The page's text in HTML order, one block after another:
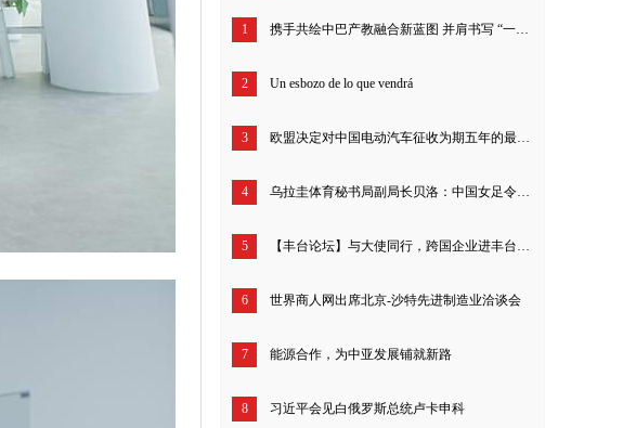
1 携手共绘中巴产教融合新蓝图 并肩书写 “一带一路” 合作新篇章
2 Un esbozo de lo que vendrá
3 欧盟决定对中国电动汽车征收为期五年的最终反补贴税 商务部：中方不认同、不接受
4 乌拉圭体育秘书局副局长贝洛：中国女足令人印象深刻 期待中国多项奥运项目绽放巴黎
5 【丰台论坛】与大使同行，跨国企业进丰台活动成功启动
6 世界商人网出席北京-沙特先进制造业洽谈会
7 能源合作，为中亚发展铺就新路
8 习近平会见白俄罗斯总统卢卡申科